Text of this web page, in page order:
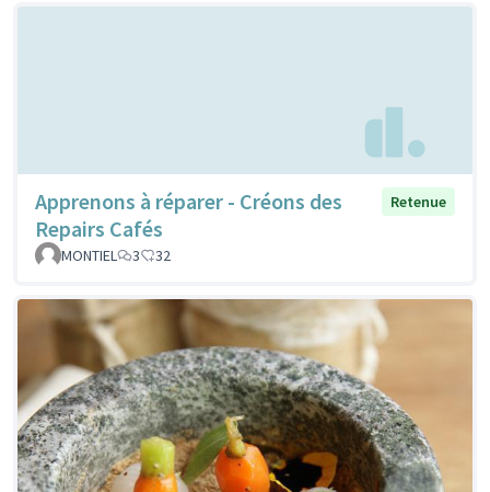
Apprenons à réparer - Créons des
Repairs Cafés
Retenue
MONTIEL 3 32